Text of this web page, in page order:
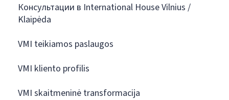
Консультации в International House Vilnius /
Klaipėda
VMI teikiamos paslaugos
VMI kliento profilis
VMI skaitmeninė transformacija